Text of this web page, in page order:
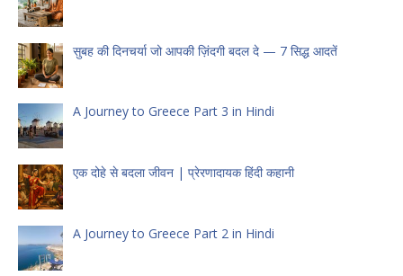
सुबह की दिनचर्या जो आपकी ज़िंदगी बदल दे — 7 सिद्ध आदतें
A Journey to Greece Part 3 in Hindi
एक दोहे से बदला जीवन | प्रेरणादायक हिंदी कहानी
A Journey to Greece Part 2 in Hindi